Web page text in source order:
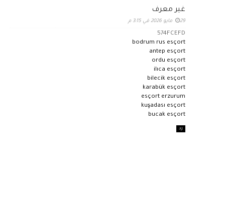
غير معرف
29 مايو 2026 في 3:15 م
574FCEFD
bodrum rus esçort
antep esçort
ordu esçort
ilıca esçort
bilecik esçort
karabük esçort
esçort erzurum
kuşadası esçort
bucak esçort
رد